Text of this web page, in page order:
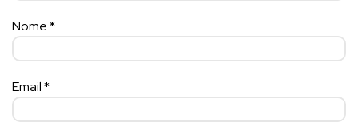
Nome*
Email*